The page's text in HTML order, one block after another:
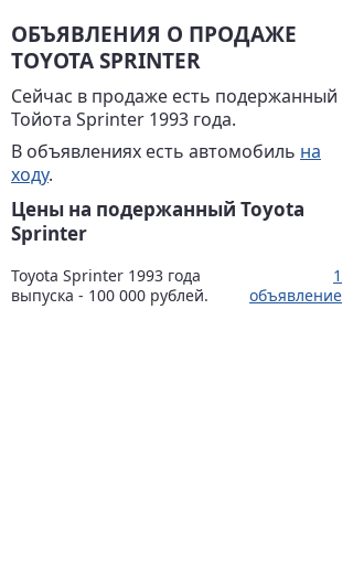
ОБЪЯВЛЕНИЯ О ПРОДАЖЕ
TOYOTA SPRINTER
Сейчас в продаже есть подержанный
Тойота Sprinter 1993 года.
В объявлениях есть автомобиль на
ходу.
Цены на подержанный Toyota
Sprinter
Toyota Sprinter 1993 года
выпуска - 100 000 рублей.
1
объявление